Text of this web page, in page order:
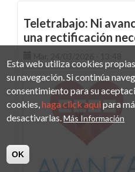
último
acto
de
función
Teletrabajo: Ni
una rectificación
Esta web utiliza cookies
su navegación. Si continúa
consentimiento para su
cookies,haga click aquipara
desactivarlas.Más Información
OK